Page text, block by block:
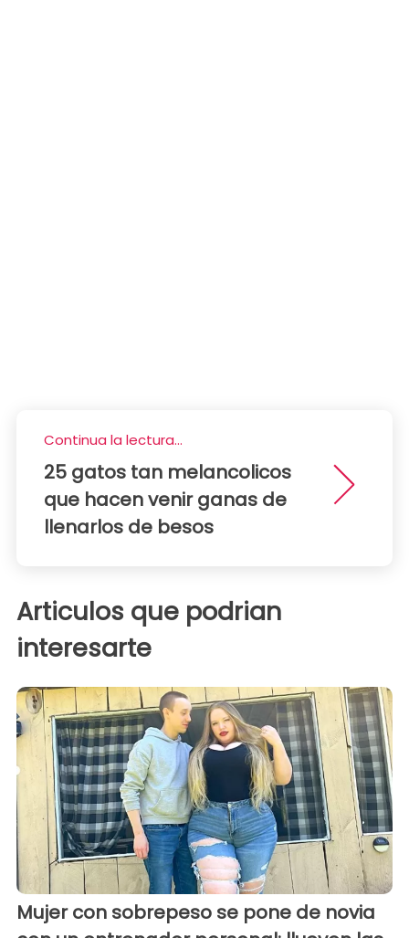
Continua la lectura...
25 gatos tan melancolicos
que hacen venir ganas de
llenarlos de besos
Articulos que podrian
interesarte
Mujer con sobrepeso se pone de novia